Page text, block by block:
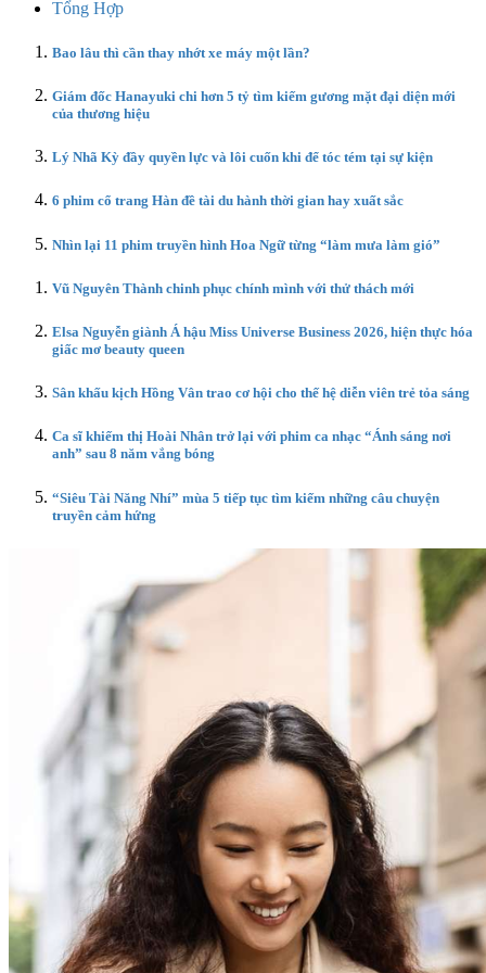
Tổng Hợp
Bao lâu thì cần thay nhớt xe máy một lần?
Giám đốc Hanayuki chi hơn 5 tỷ tìm kiếm gương mặt đại diện mới
của thương hiệu
Lý Nhã Kỳ đầy quyền lực và lôi cuốn khi để tóc tém tại sự kiện
6 phim cổ trang Hàn đề tài du hành thời gian hay xuất sắc
Nhìn lại 11 phim truyền hình Hoa Ngữ từng “làm mưa làm gió”
Vũ Nguyên Thành chinh phục chính mình với thử thách mới
Elsa Nguyễn giành Á hậu Miss Universe Business 2026, hiện thực hóa
giấc mơ beauty queen
Sân khấu kịch Hồng Vân trao cơ hội cho thế hệ diễn viên trẻ tỏa sáng
Ca sĩ khiếm thị Hoài Nhân trở lại với phim ca nhạc “Ánh sáng nơi
anh” sau 8 năm vắng bóng
“Siêu Tài Năng Nhí” mùa 5 tiếp tục tìm kiếm những câu chuyện
truyền cảm hứng